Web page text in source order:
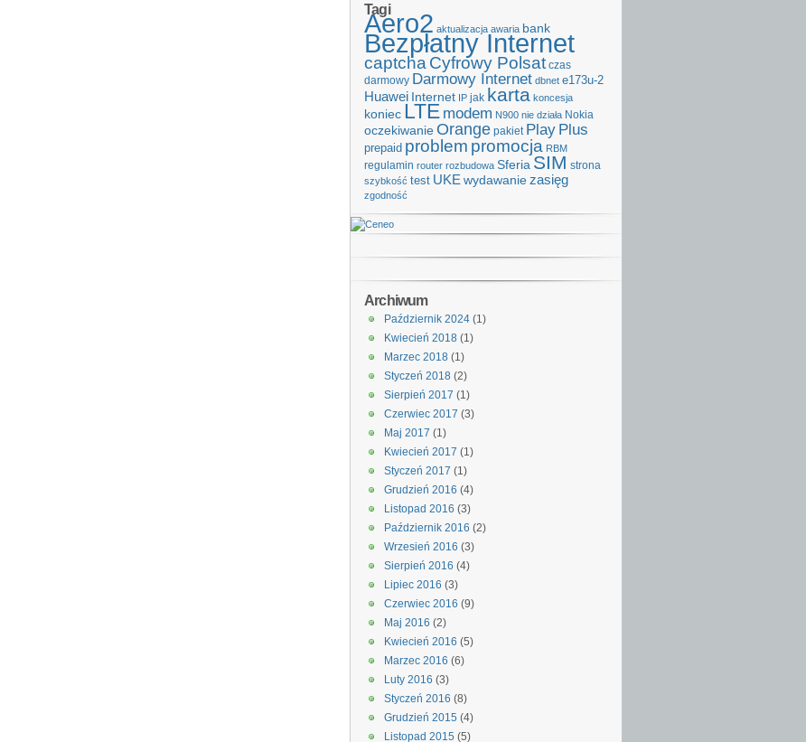
Tagi
Aero2 aktualizacja awaria bank
Bezpłatny Internet
captcha Cyfrowy Polsat czas
darmowy Darmowy Internet dbnet e173u-2
Huawei Internet IP jak karta koncesja
koniec LTE modem N900 nie działa Nokia
oczekiwanie Orange pakiet Play Plus
prepaid problem promocja RBM
regulamin router rozbudowa Sferia SIM strona
szybkość test UKE wydawaniezasięg
zgodność
Archiwum
Październik 2024 (1)
Kwiecień 2018 (1)
Marzec 2018 (1)
Styczeń 2018 (2)
Sierpień 2017 (1)
Czerwiec 2017 (3)
Maj 2017 (1)
Kwiecień 2017 (1)
Styczeń 2017 (1)
Grudzień 2016 (4)
Listopad 2016 (3)
Październik 2016 (2)
Wrzesień 2016 (3)
Sierpień 2016 (4)
Lipiec 2016 (3)
Czerwiec 2016 (9)
Maj 2016 (2)
Kwiecień 2016 (5)
Marzec 2016 (6)
Luty 2016 (3)
Styczeń 2016 (8)
Grudzień 2015 (4)
Listopad 2015 (5)